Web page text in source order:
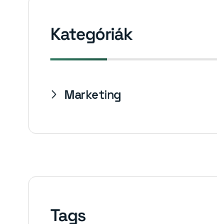
Kategóriák
Marketing
Tags